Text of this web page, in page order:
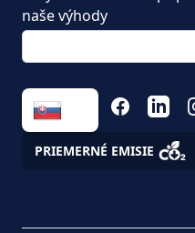
naše výhody
FACEBOOK
PRIEMERNÉ EMISIE